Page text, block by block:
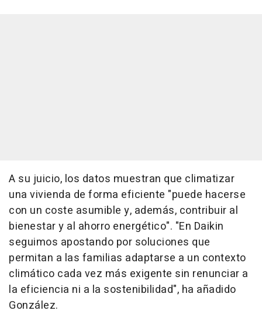
A su juicio, los datos muestran que climatizar
una vivienda de forma eficiente "puede hacerse
con un coste asumible y, además, contribuir al
bienestar y al ahorro energético". "En Daikin
seguimos apostando por soluciones que
permitan a las familias adaptarse a un contexto
climático cada vez más exigente sin renunciar a
la eficiencia ni a la sostenibilidad", ha añadido
González.